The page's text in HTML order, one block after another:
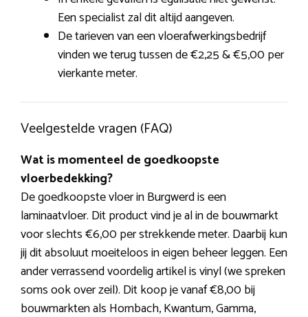
Een specialist zal dit altijd aangeven.
De tarieven van een vloerafwerkingsbedrijf
vinden we terug tussen de €2,25 & €5,00 per
vierkante meter.
Veelgestelde vragen (FAQ)
Wat is momenteel de goedkoopste
vloerbedekking?
De goedkoopste vloer in Burgwerd is een
laminaatvloer. Dit product vind je al in de bouwmarkt
voor slechts €6,00 per strekkende meter. Daarbij kun
jij dit absoluut moeiteloos in eigen beheer leggen. Een
ander verrassend voordelig artikel is vinyl (we spreken
soms ook over zeil). Dit koop je vanaf €8,00 bij
bouwmarkten als Hornbach, Kwantum, Gamma,